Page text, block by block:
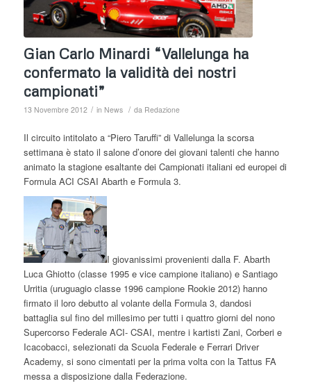
Gian Carlo Minardi “Vallelunga ha
confermato la validità dei nostri
campionati”
13 Novembre 2012 / in News / da Redazione
Il circuito intitolato a “Piero Taruffi” di Vallelunga la scorsa
settimana è stato il salone d’onore dei giovani talenti che hanno
animato la stagione esaltante dei Campionati italiani ed europei di
Formula ACI CSAI Abarth e Formula 3.
I giovanissimi provenienti dalla F. Abarth
Luca Ghiotto (classe 1995 e vice campione italiano) e Santiago
Urritia (uruguagio classe 1996 campione Rookie 2012) hanno
firmato il loro debutto al volante della Formula 3, dandosi
battaglia sul fino del millesimo per tutti i quattro giorni del nono
Supercorso Federale ACI- CSAI, mentre i kartisti Zani, Corberi e
Icacobacci, selezionati da Scuola Federale e Ferrari Driver
Academy, si sono cimentati per la prima volta con la Tattus FA
messa a disposizione dalla Federazione.